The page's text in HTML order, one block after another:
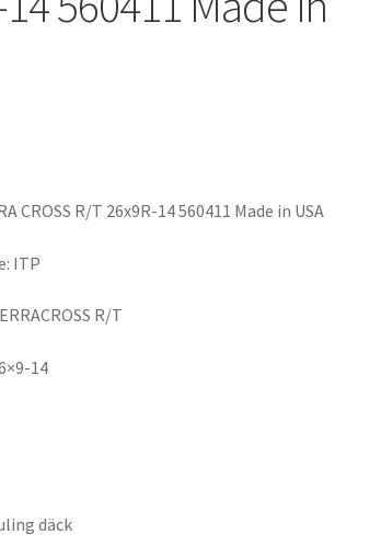
CROSS R/T 26x9R-14 560411 Made in USA
ITP
R/T
14
däck